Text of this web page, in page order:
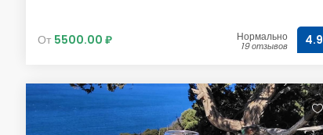
От 5500.00 ₽ Нормально
19 отзывов 4.9